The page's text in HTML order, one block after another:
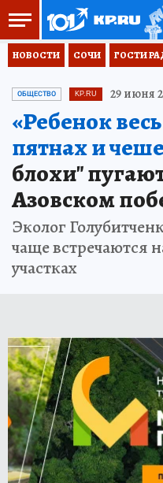
НОВОСТИ СОЧИ ГОСТИ
ОБЩЕСТВО KP.RU 29 июня
«Ребенок
пятнах и
блохи"
Азовском
Эколог
чаще встречаются
участках